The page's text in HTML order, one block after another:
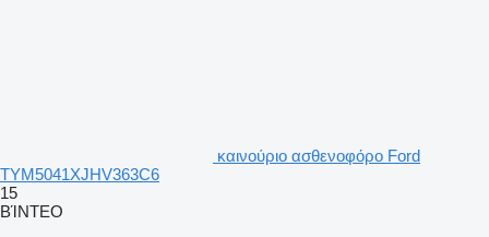
καινούριο ασθενοφόρο Ford
TYM5041XJHV363C6
15
ΒΊΝΤΕΟ